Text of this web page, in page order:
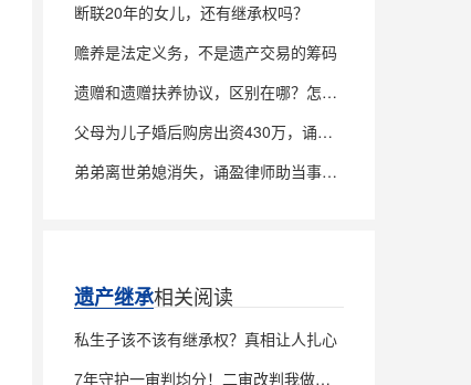
断联20年的女儿，还有继承权吗？
赡养是法定义务，不是遗产交易的筹码
遗赠和遗赠扶养协议，区别在哪？怎么签才稳？
父母为儿子婚后购房出资430万，诵盈律师助当事人追回全部款项
弟弟离世弟媳消失，诵盈律师助当事人诉讼确权，锁定父亲房产100%继承权
遗产继承相关阅读
私生子该不该有继承权？真相让人扎心
7年守护一审判均分！二审改判我做对了什么